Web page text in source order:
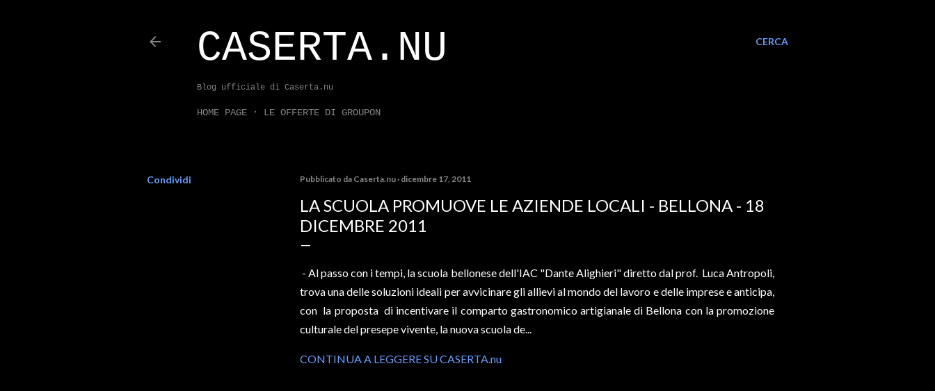
CERCA
CASERTA.NU
Blog ufficiale di Caserta.nu
HOME PAGE LE OFFERTE DI GROUPON
Condividi Pubblicato da Caserta.nu dicembre 17, 2011
LA SCUOLA PROMUOVE LE AZIENDE LOCALI - BELLONA - 18
DICEMBRE 2011
- Al passo con i tempi, la scuola bellonese dell'IAC "Dante Alighieri" diretto dal prof. Luca Antropoli,
trova una delle soluzioni ideali per avvicinare gli allievi al mondo del lavoro e delle imprese e anticipa,
con la proposta di incentivare il comparto gastronomico artigianale di Bellona con la promozione
culturale del presepe vivente, la nuova scuola de...
CONTINUA A LEGGERE SU CASERTA.nu